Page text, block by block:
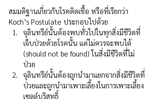
สมมติฐานเกี่ยวกับโรคติดเชื้อ หรือที่เรียกว่า
Koch’s Postulate ประกอบไปด้วย
จุลินทรีย์นั้นต้องพบทั่วไปในทุกสิ่งมีชีวิตที่
เจ็บป่วยด้วยโรคนั้น แต่ไม่ควรจะพบได้
(should not be found) ในสิ่งมีชีวิตที่ไม่
ป่วย
จุลินทรีย์นั้นต้องถูกนำมาแยกจากสิ่งมีชีวิตที่
ป่วยและถูกนำมาเพาะเลี้ยงในการเพาะเลี้ยง
เซลล์บริสุทธิ์